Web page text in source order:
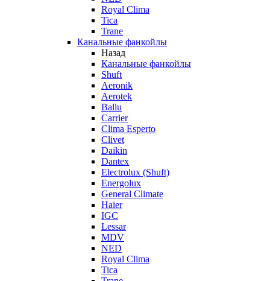
Royal Clima
Tica
Trane
Канальные фанкойлы
Назад
Канальные фанкойлы
Shuft
Aeronik
Aerotek
Ballu
Carrier
Clima Esperto
Clivet
Daikin
Dantex
Electrolux (Shuft)
Energolux
General Climate
Haier
IGC
Lessar
MDV
NED
Royal Clima
Tica